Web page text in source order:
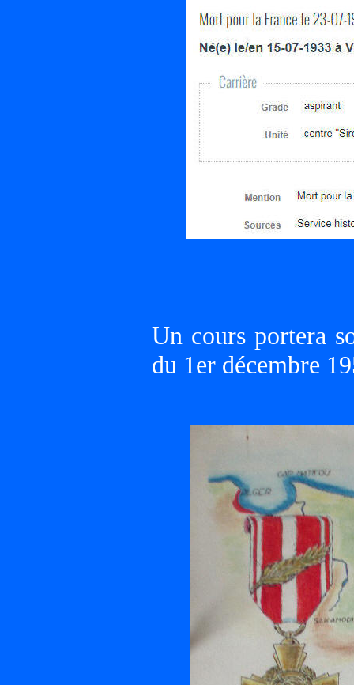
Un cours portera
du 1er décembre